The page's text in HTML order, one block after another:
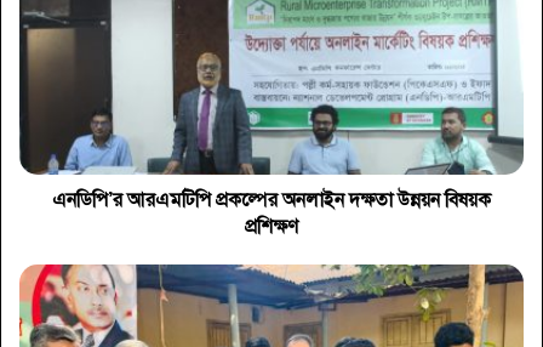
এনডিপি’র আরএমটিপি প্রকল্পের অনলাইন দক্ষতা উন্নয়ন বিষয়ক
প্রশিক্ষণ